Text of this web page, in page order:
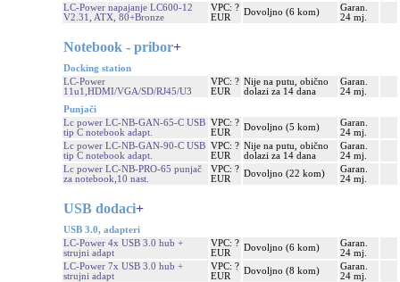
LC-Power napajanje LC600-12
V2.31, ATX, 80+Bronze
VPC: ?
EUR
Dovoljno (6 kom)
Garan.
24 mj.
Notebook - pribor+
Docking station
LC-Power
11u1,HDMI/VGA/SD/RJ45/U3
VPC: ?
EUR
Nije na putu, obično
dolazi za 14 dana
Garan.
24 mj.
Punjači
Lc power LC-NB-GAN-65-C USB
tip C notebook adapt.
VPC: ?
EUR
Dovoljno (5 kom)
Garan.
24 mj.
Lc power LC-NB-GAN-90-C USB
tip C notebook adapt.
VPC: ?
EUR
Nije na putu, obično
dolazi za 14 dana
Garan.
24 mj.
Lc power LC-NB-PRO-65 punjač
za notebook,10 nast.
VPC: ?
EUR
Dovoljno (22 kom)
Garan.
24 mj.
USB dodaci+
USB 3.0, adapteri
LC-Power 4x USB 3.0 hub +
strujni adapt
VPC: ?
EUR
Dovoljno (6 kom)
Garan.
24 mj.
LC-Power 7x USB 3.0 hub +
strujni adapt
VPC: ?
EUR
Dovoljno (8 kom)
Garan.
24 mj.